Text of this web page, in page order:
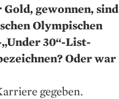
­ge­wonnen, sind
Olympischen
30“-List­
Oder war
gegeben.